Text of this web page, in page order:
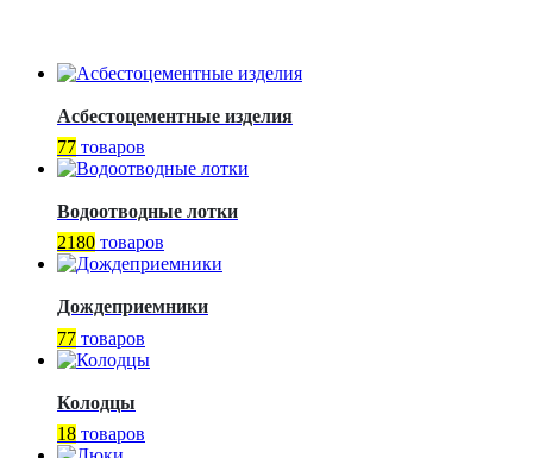
Асбестоцементные изделия
77 товаров
Водоотводные лотки
2180 товаров
Дождеприемники
77 товаров
Колодцы
18 товаров